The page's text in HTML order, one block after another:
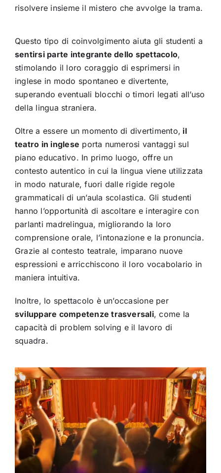
risolvere insieme il mistero che avvolge la trama.
Questo tipo di coinvolgimento aiuta gli studenti a
sentirsi parte integrante dello spettacolo,
stimolando il loro coraggio di esprimersi in
inglese in modo spontaneo e divertente,
superando eventuali blocchi o timori legati all’uso
della lingua straniera.
Oltre a essere un momento di divertimento, il
teatro in inglese porta numerosi vantaggi sul
piano educativo. In primo luogo, offre un
contesto autentico in cui la lingua viene utilizzata
in modo naturale, fuori dalle rigide regole
grammaticali di un’aula scolastica. Gli studenti
hanno l’opportunità di ascoltare e interagire con
parlanti madrelingua, migliorando la loro
comprensione orale, l’intonazione e la pronuncia.
Grazie al contesto teatrale, imparano nuove
espressioni e arricchiscono il loro vocabolario in
maniera intuitiva.
Inoltre, lo spettacolo è un’occasione per
sviluppare competenze trasversali, come la
capacità di problem solving e il lavoro di
squadra.